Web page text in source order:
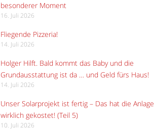
besonderer Moment
16. Juli 2026
Fliegende Pizzeria!
14. Juli 2026
Holger Hilft. Bald kommt das Baby und die
Grundausstattung ist da … und Geld fürs Haus!
14. Juli 2026
Unser Solarprojekt ist fertig – Das hat die Anlage
wirklich gekostet! (Teil 5)
10. Juli 2026